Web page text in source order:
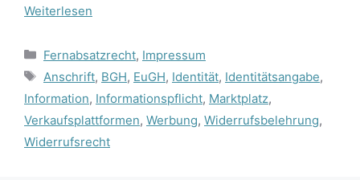
Weiterlesen
Kategorien
Fernabsatzrecht, Impressum
Schlagwörter
Anschrift, BGH, EuGH, Identität, Identitätsangabe,
Information, Informationspflicht, Marktplatz,
Verkaufsplattformen, Werbung, Widerrufsbelehrung,
Widerrufsrecht